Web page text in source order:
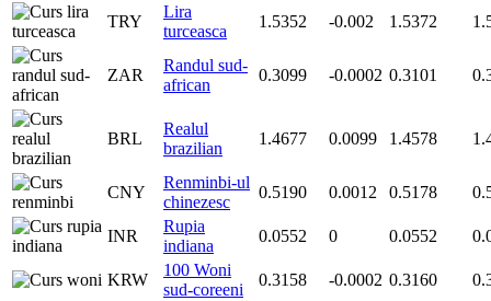
TRY
Lira
turceasca
1.5352 -0.002 1.5372
ZAR
Randul sud-
african
0.3099 -0.0002 0.3101
BRL
Realul
brazilian
1.4677 0.0099 1.4578
CNY
Renminbi-ul
chinezesc
0.5190 0.0012 0.5178
INR
Rupia
indiana
0.0552 0 0.0552
KRW
100 Woni
sud-coreeni
0.3158 -0.0002 0.3160